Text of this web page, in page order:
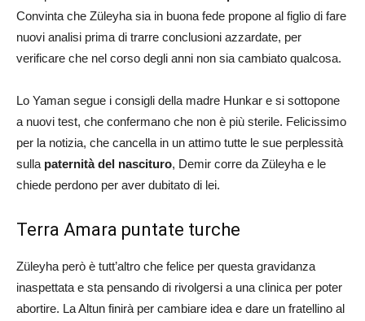
Convinta che Züleyha sia in buona fede propone al figlio di fare
nuovi analisi prima di trarre conclusioni azzardate, per
verificare che nel corso degli anni non sia cambiato qualcosa.
Lo Yaman segue i consigli della madre Hunkar e si sottopone
a nuovi test, che confermano che non è più sterile. Felicissimo
per la notizia, che cancella in un attimo tutte le sue perplessità
sulla paternità del nascituro, Demir corre da Züleyha e le
chiede perdono per aver dubitato di lei.
Terra Amara puntate turche
Züleyha però è tutt’altro che felice per questa gravidanza
inaspettata e sta pensando di rivolgersi a una clinica per poter
abortire. La Altun finirà per cambiare idea e dare un fratellino al